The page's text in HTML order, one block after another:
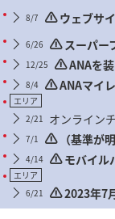
8/7
ウェブサ
ついて
6/26
スーパー
直しに関するご案内
12/25
ANAを
さい8/4
ANAマイ
定期的な更新のお願い
エリア
2/21
オンライン
ご利用をお勧めい
7/1
（基準が
物および身の回り
分より）
4/14
モバイル
（2026年4月24日搭
エリア
6/21
2023年7
出発・到着のご利用